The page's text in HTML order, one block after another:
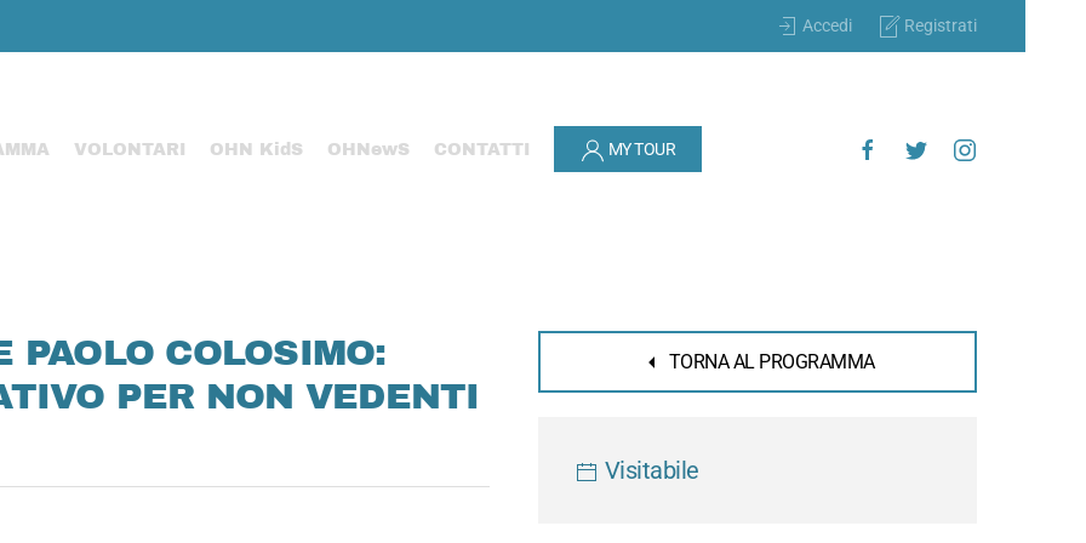
Accedi Registrati
VOLONTARI OHN KidS OHNewS CONTATTI MY TOUR
PAOLO COLOSIMO:
PER NON VEDENTI
TORNA AL PROGRAMMA
Visitabile